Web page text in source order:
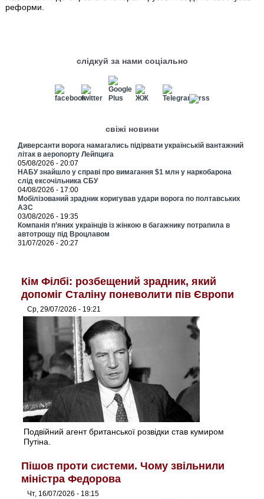
реформи.
слідкуй за нами соціально
свіжі новини
Диверсанти ворога намагались підірвати українській вантажний
літак в аеропорту Лейпцига
05/08/2026 - 20:07
НАБУ знайшло у справі про вимагання $1 млн у наркобарона
слід ексочільника СБУ
04/08/2026 - 17:00
Мобілізований зрадник коригував удари ворога по полтавських
АЗС
03/08/2026 - 19:35
Компанія п’яних українців із жінкою в багажнику потрапила в
автотрощу під Вроцлавом
31/07/2026 - 20:27
Кім Філбі: розбещений зрадник, який
допоміг Сталіну поневолити пів Європи
Ср, 29/07/2026 - 19:21
Подвійний агент британської розвідки став кумиром
Путіна.
Пішов проти системи. Чому звільнили
міністра Федорова
Чт, 16/07/2026 - 18:15